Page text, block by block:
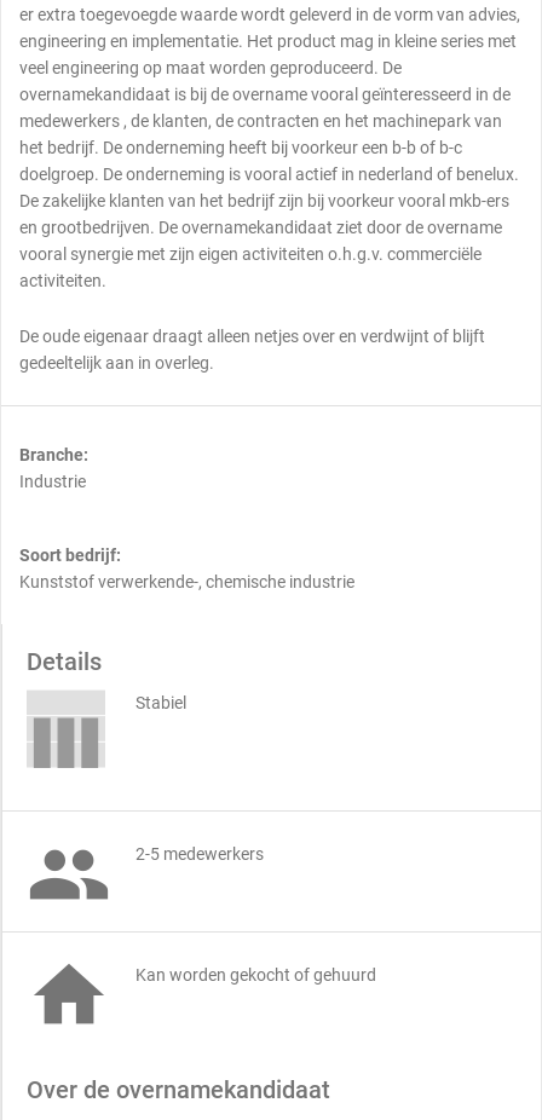
er extra toegevoegde waarde wordt geleverd in de vorm van advies,
engineering en implementatie. Het product mag in kleine series met
veel engineering op maat worden geproduceerd. De
overnamekandidaat is bij de overname vooral geïnteresseerd in de
medewerkers , de klanten, de contracten en het machinepark van
het bedrijf. De onderneming heeft bij voorkeur een b-b of b-c
doelgroep. De onderneming is vooral actief in nederland of benelux.
De zakelijke klanten van het bedrijf zijn bij voorkeur vooral mkb-ers
en grootbedrijven. De overnamekandidaat ziet door de overname
vooral synergie met zijn eigen activiteiten o.h.g.v. commerciële
activiteiten.
De oude eigenaar draagt alleen netjes over en verdwijnt of blijft
gedeeltelijk aan in overleg.
Branche:
Industrie
Soort bedrijf:
Kunststof verwerkende-, chemische industrie
Details
Stabiel
 2-5 medewerkers
 Kan worden gekocht of gehuurd
Over de overnamekandidaat